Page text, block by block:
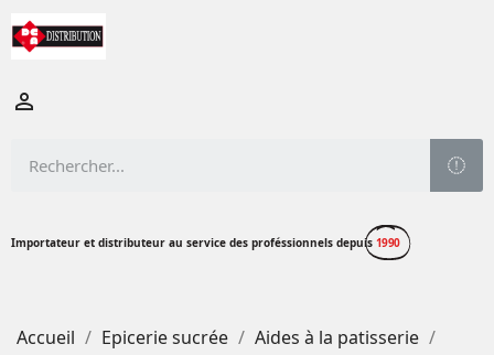

Importateur et distributeur au service des proféssionnels depuis 1990
Accueil Epicerie sucrée
Aides à la patisserie